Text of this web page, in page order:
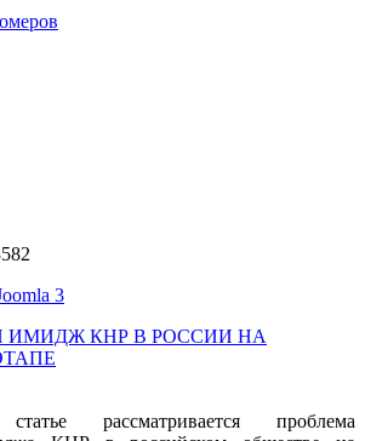
3
КНР В РОССИИ НА
рассматривается проблема